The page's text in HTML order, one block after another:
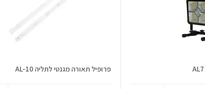
פרופיל תאורה מגנטי לתליה AL-10